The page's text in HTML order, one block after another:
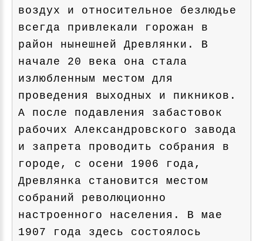
воздух и относительное безлюдье
всегда привлекали горожан в
район нынешней Древлянки. В
начале 20 века она стала
излюбленным местом для
проведения выходных и пикников.
А после подавления забастовок
рабочих Александровского завода
и запрета проводить собрания в
городе, с осени 1906 года,
Древлянка становится местом
собраний революционно
настроенного населения. В мае
1907 года здесь состоялось